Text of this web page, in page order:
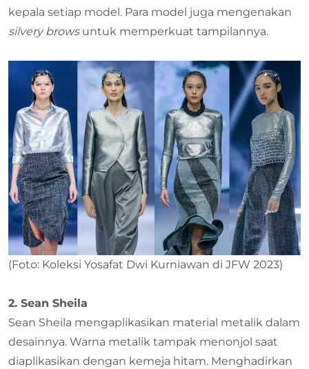
kepala setiap model. Para model juga mengenakan
silvery brows untuk memperkuat tampilannya.
(Foto: Koleksi Yosafat Dwi Kurniawan di JFW 2023)
2. Sean Sheila
Sean Sheila mengaplikasikan material metalik dalam
desainnya. Warna metalik tampak menonjol saat
diaplikasikan dengan kemeja hitam. Menghadirkan